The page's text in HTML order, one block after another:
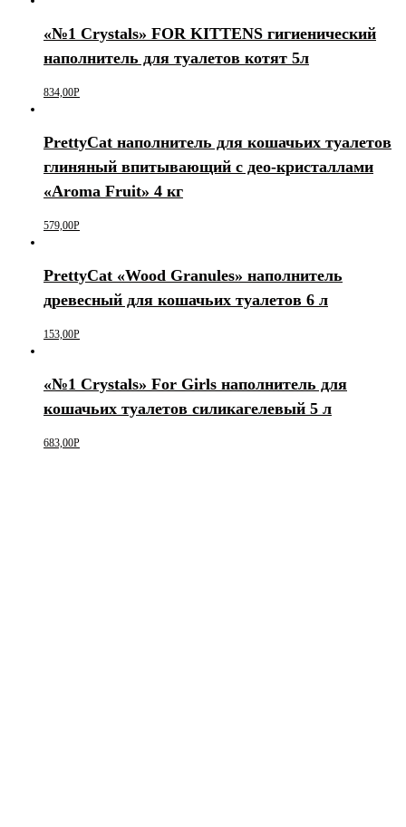
«№1 Crystals» FOR KITTENS гигиенический
наполнитель для туалетов котят 5л
834,00Р
PrettyCat наполнитель для кошачьих туалетов
глиняный впитывающий с део-кристаллами
«Aroma Fruit» 4 кг
579,00Р
PrettyCat «Wood Granules» наполнитель
древесный для кошачьих туалетов 6 л
153,00Р
«№1 Crystals» For Girls наполнитель для
кошачьих туалетов силикагелевый 5 л
683,00Р